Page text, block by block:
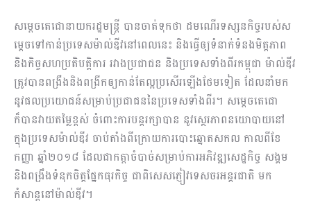
សម្តេចតេជោនាយករដ្ឋមន្រ្តី បានចាត់ទុកថា ដមណើរទស្សនកិច្ចរបស់ស
ម្តេចទៅកាន់ប្រទេសម៉ាល់ឌីវនៅពេលនេះ និងធ្វើឲ្យទំនាក់ទំនងមិត្តភាព
និងកិច្ចសហប្រតិបត្តិការ រវាងប្រជាជន និងប្រទេសទាំងពីរកម្ពុជា ម៉ាល់ឌីវ
ត្រូវបានពង្រឹងនិងពង្រីកឲ្យកាន់តែល្អប្រសើរឡើងថែមទៀត ដែលនាំមក
នូវផលប្រយោជន៍សម្រាប់ប្រជាជននៃប្រទេសទាំងពីរ។ សម្តេចតេជោ
ក៏បានវាយតម្លៃខ្ពស់ ចំពោះការបន្តរក្សាបាន នូវស្ថេរភាពនយោបាយនៅ
ក្នុងប្រទេសម៉ាល់ឌីវ ចាប់តាំងពីក្រោយការបោះឆ្នោតសកល កាលពីខែ
កញ្ញា ឆ្នាំ២០១៨ ដែលជាកត្តាចំបាច់សម្រាប់ការអភិវឌ្ឍសេដ្ឋកិច្ច សង្គម
និងពង្រឹងទំនុកចិត្តផ្នែកធុរកិច្ច ជាពិសេសភ្ញៀវទេសចរអន្តរជាតិ មក
កំសាន្តនៅម៉ាល់ឌីវ។